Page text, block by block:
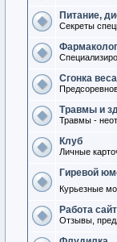
Питание,
Секреты
Сгонка веса
Травмы и
Травмы -
Клуб
Личные
Гиревой
Курьезные
Работа
Отзывы,